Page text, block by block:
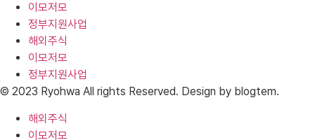
이모저모
정부지원사업
해외주식
이모저모
정부지원사업
© 2023 Ryohwa All rights Reserved. Design by blogtem.
해외주식
이모저모